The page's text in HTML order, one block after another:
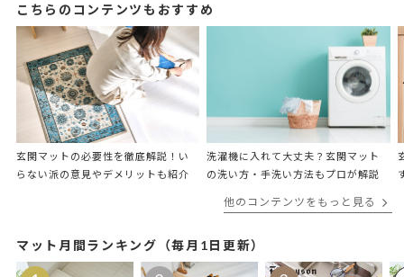
こちらのコンテンツもおすすめ
玄関マットの必要性を徹底解説！い
らない派の意見やデメリットも紹介
洗濯機に入れて大丈夫？​​玄関マット
の洗い方・手洗い方法もプロが解説
他のコンテンツをもっと見る
マット月間ランキング（毎月1日更新）